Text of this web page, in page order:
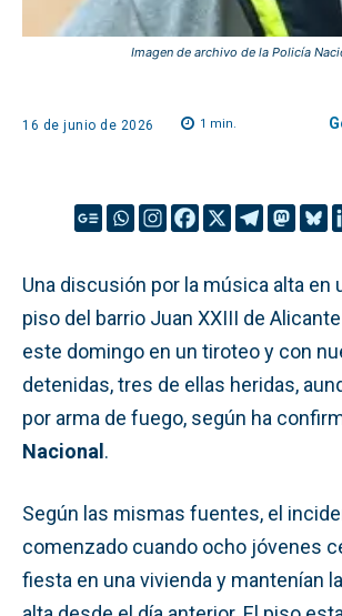
Imagen de archivo de la Policía
16 de junio de 2026 1 min.
Una discusión por la música alta en
piso del barrio Juan XXIII de
este domingo en un tiroteo y con
detenidas, tres de ellas heridas,
por arma de fuego, según ha
Nacional.
Según las mismas fuentes, el
comenzado cuando ocho jóvenes
fiesta en una vivienda y mantenían